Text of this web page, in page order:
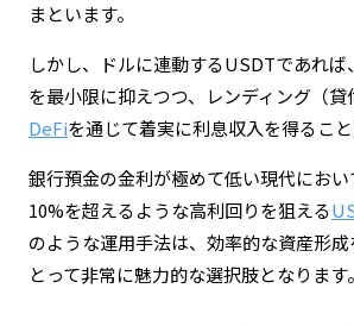
まといます。
しかし、ドルに連動するUSDTであれば
を最小限に抑えつつ、レンディング（貸
DeFiを通じて着実に利息収入を得ること
銀行預金の金利が極めて低い現代にお
10%を超えるような高利回りを狙える
のような運用手法は、効率的な資産形
とって非常に魅力的な選択肢となります。